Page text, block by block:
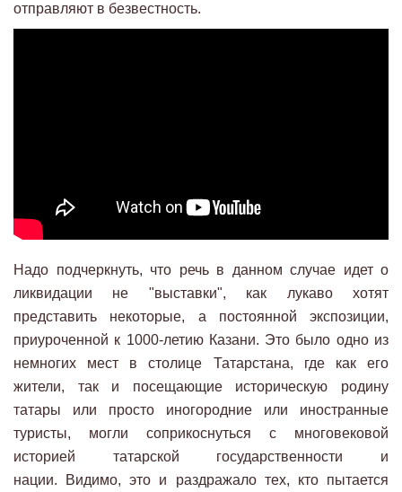
отправляют в безвестность.
Надо подчеркнуть, что речь в данном случае идет о
ликвидации не "выставки", как лукаво хотят
представить некоторые, а постоянной экспозиции,
приуроченной к 1000-летию Казани. Это было одно из
немногих мест в столице Татарстана, где как его
жители, так и посещающие историческую родину
татары или просто иногородние или иностранные
туристы, могли соприкоснуться с многовековой
историей татарской государственности и
нации. Видимо, это и раздражало тех, кто пытается